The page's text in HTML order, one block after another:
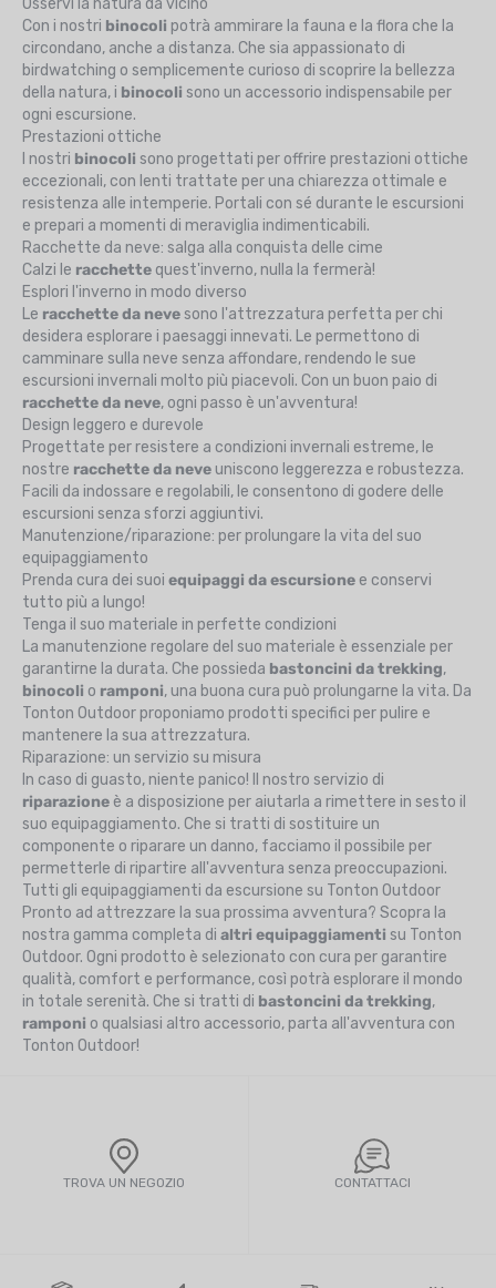
Osservi la natura da vicino
Con i nostri binocoli potrà ammirare la fauna e la flora che la
circondano, anche a distanza. Che sia appassionato di
birdwatching o semplicemente curioso di scoprire la bellezza
della natura, i binocoli sono un accessorio indispensabile per
ogni escursione.
Prestazioni ottiche
I nostri binocoli sono progettati per offrire prestazioni ottiche
eccezionali, con lenti trattate per una chiarezza ottimale e
resistenza alle intemperie. Portali con sé durante le escursioni
e prepari a momenti di meraviglia indimenticabili.
Racchette da neve: salga alla conquista delle cime
Calzi le racchette quest'inverno, nulla la fermerà!
Esplori l'inverno in modo diverso
Le racchette da nevesono l'attrezzatura perfetta per chi
desidera esplorare i paesaggi innevati. Le permettono di
camminare sulla neve senza affondare, rendendo le sue
escursioni invernali molto più piacevoli. Con un buon paio di
racchette da neve, ogni passo è un'avventura!
Design leggero e durevole
Progettate per resistere a condizioni invernali estreme, le
nostre racchette da neve uniscono leggerezza e robustezza.
Facili da indossare e regolabili, le consentono di godere delle
escursioni senza sforzi aggiuntivi.
Manutenzione/riparazione: per prolungare la vita del suo
equipaggiamento
Prenda cura dei suoi equipaggi da escursione e conservi
tutto più a lungo!
Tenga il suo materiale in perfette condizioni
La manutenzione regolare del suo materiale è essenziale per
garantirne la durata. Che possieda bastoncini da trekking,
binocoli o ramponi, una buona cura può prolungarne la vita. Da
Tonton Outdoor proponiamo prodotti specifici per pulire e
mantenere la sua attrezzatura.
Riparazione: un servizio su misura
In caso di guasto, niente panico! Il nostro servizio di
riparazione è a disposizione per aiutarla a rimettere in sesto il
suo equipaggiamento. Che si tratti di sostituire un
componente o riparare un danno, facciamo il possibile per
permetterle di ripartire all'avventura senza preoccupazioni.
Tutti gli equipaggiamenti da escursione su Tonton Outdoor
Pronto ad attrezzare la sua prossima avventura? Scopra la
nostra gamma completa di altri equipaggiamenti su Tonton
Outdoor. Ogni prodotto è selezionato con cura per garantire
qualità, comfort e performance, così potrà esplorare il mondo
in totale serenità. Che si tratti di bastoncini da trekking,
ramponi o qualsiasi altro accessorio, parta all'avventura con
Tonton Outdoor!
TROVA UN NEGOZIO CONTATTACI